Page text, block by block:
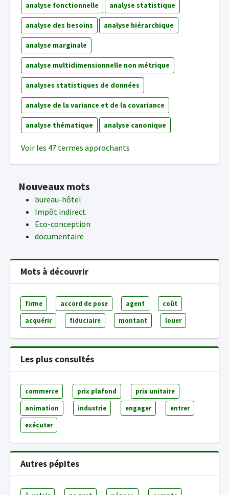
analyse fonctionnelle analyse statistique
analyse des besoins analyse hiérarchique
analyse marginale
analyse multidimensionnelle non métrique
analyses statistiques de données
analyse de la variance et de la covariance
analyse thématique analyse canonique
Voir les 47 termes approchants
Nouveaux mots
bureau-hôtel
Impôt indirect
Eco-conception
documentaire
Mots à découvrir
firme accord de pose agent coût
acquérir fiduciaire montant louer
Les plus consultés
commerce prix plafond prix unitaire
animation industrie engager entrer
exécuter
Autres pépites